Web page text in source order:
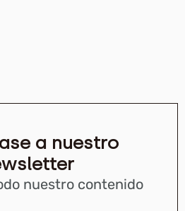
a nuestro
nuestro contenido